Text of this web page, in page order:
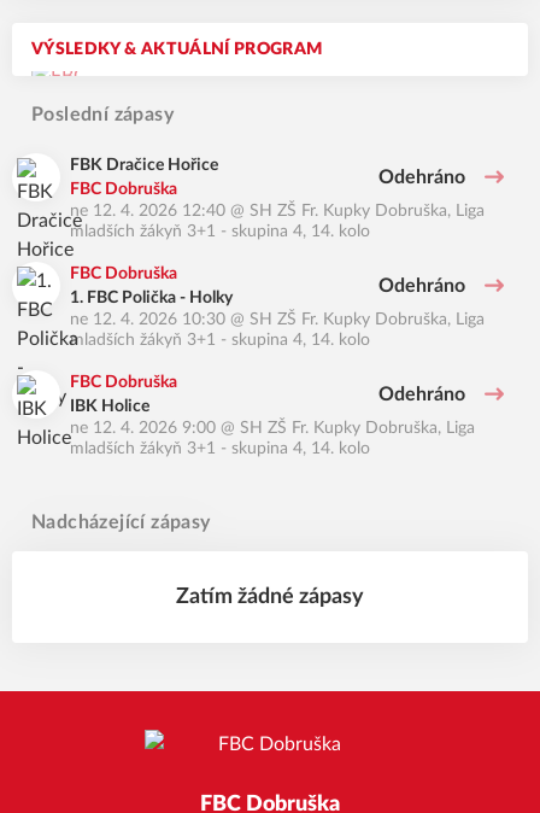
VÝSLEDKY & AKTUÁLNÍ PROGRAM
Poslední zápasy
FBK Dračice Hořice
FBC Dobruška
Odehráno
ne 12. 4. 2026 12:40 @ SH ZŠ Fr. Kupky Dobruška, Liga
mladších žákyň 3+1 - skupina 4, 14. kolo
FBC Dobruška
1. FBC Polička - Holky
Odehráno
ne 12. 4. 2026 10:30 @ SH ZŠ Fr. Kupky Dobruška, Liga
mladších žákyň 3+1 - skupina 4, 14. kolo
FBC Dobruška
IBK Holice
Odehráno
ne 12. 4. 2026 9:00 @ SH ZŠ Fr. Kupky Dobruška, Liga
mladších žákyň 3+1 - skupina 4, 14. kolo
Nadcházející zápasy
Zatím žádné zápasy
FBC Dobruška